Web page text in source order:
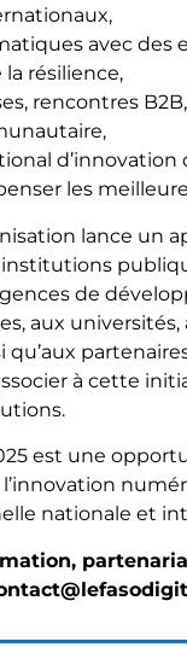
avec des
résilience,
rencontres
d’innovation
les
lance un
de
aux universités,
qu’aux
à cette
est une
nationale et